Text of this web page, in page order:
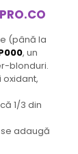
(până la
, un
blonduri.
1/3 din
adaugă